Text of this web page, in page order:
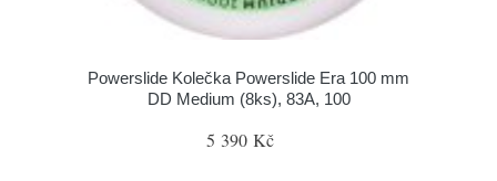
Powerslide Kolečka Powerslide Era 100 mm
DD Medium (8ks), 83A, 100
5 390 Kč